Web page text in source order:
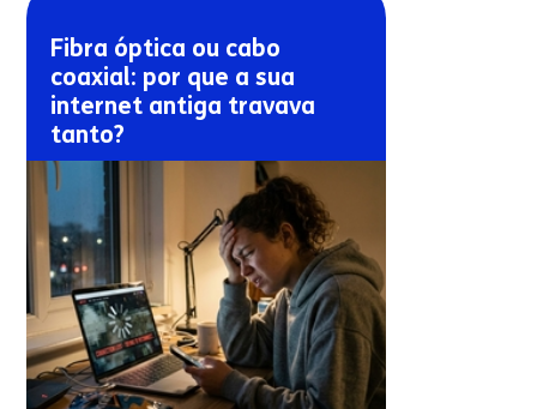
Fibra óptica ou cabo
coaxial: por que a sua
internet antiga travava
tanto?